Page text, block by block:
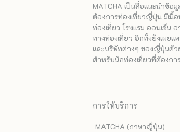
MATCHA เป็นสื่อแนะนำข้
ต้องการท่องเที่ยวญี่ปุ่น มีเนื้
ท่องเที่ยว โรงแรม ออนเซ็น
ทางท่องเที่ยว อีกทั้งยังเผย
และบริษัทต่างๆ ของญี่ปุ่นด้ว
สำหรับนักท่องเที่ยวที่ต้องก
การให้บริการ
MATCHA (ภาษาญี่ปุ่น)